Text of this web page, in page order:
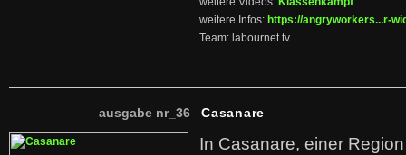
weitere Infos: https://angryworkers...r-
Team: labournet.tv
ausgabe nr_36 Casanare
In Casanare, einer